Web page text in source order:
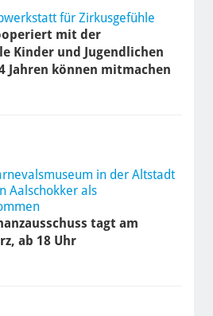
für Zirkusgefühle
mit der
Kinder und Jugendlichen
Jahren können mitmachen
in der Altstadt
Aalschokker als
tagt am
ab 18 Uhr